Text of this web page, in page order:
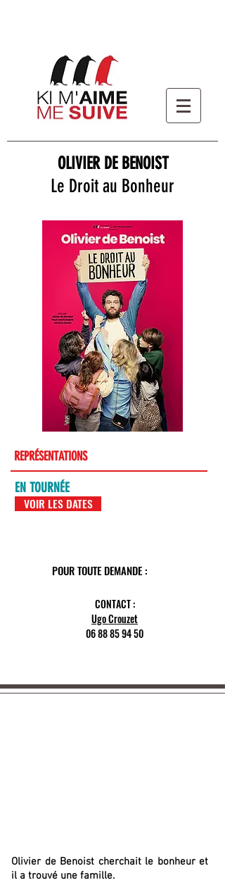
OLIVIER DE BENOIST
Le Droit au Bonheur
REPRÉSENTATIONS
EN TOURNÉE
VOIR LES DATES
POUR TOUTE DEMANDE :
CONTACT :
Ugo Crouzet
06 88 85 94 50
Olivier de Benoist cherchait le bonheur et
il a trouvé une famille.